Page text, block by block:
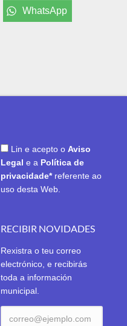
WhatsApp
Lin e acepto o Aviso
Legal e a Política de
privacidade* referente ao
uso desta Web.
RECIBIR NOVIDADES
Rexistra o teu correo
electrónico, e recibirás
toda a información
municipal.